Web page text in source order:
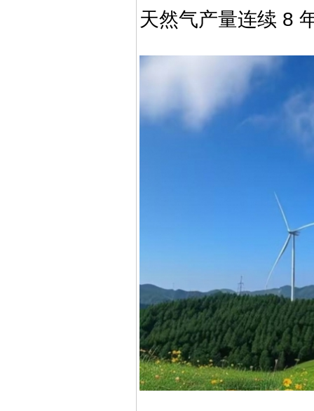
天然气产量连续 8